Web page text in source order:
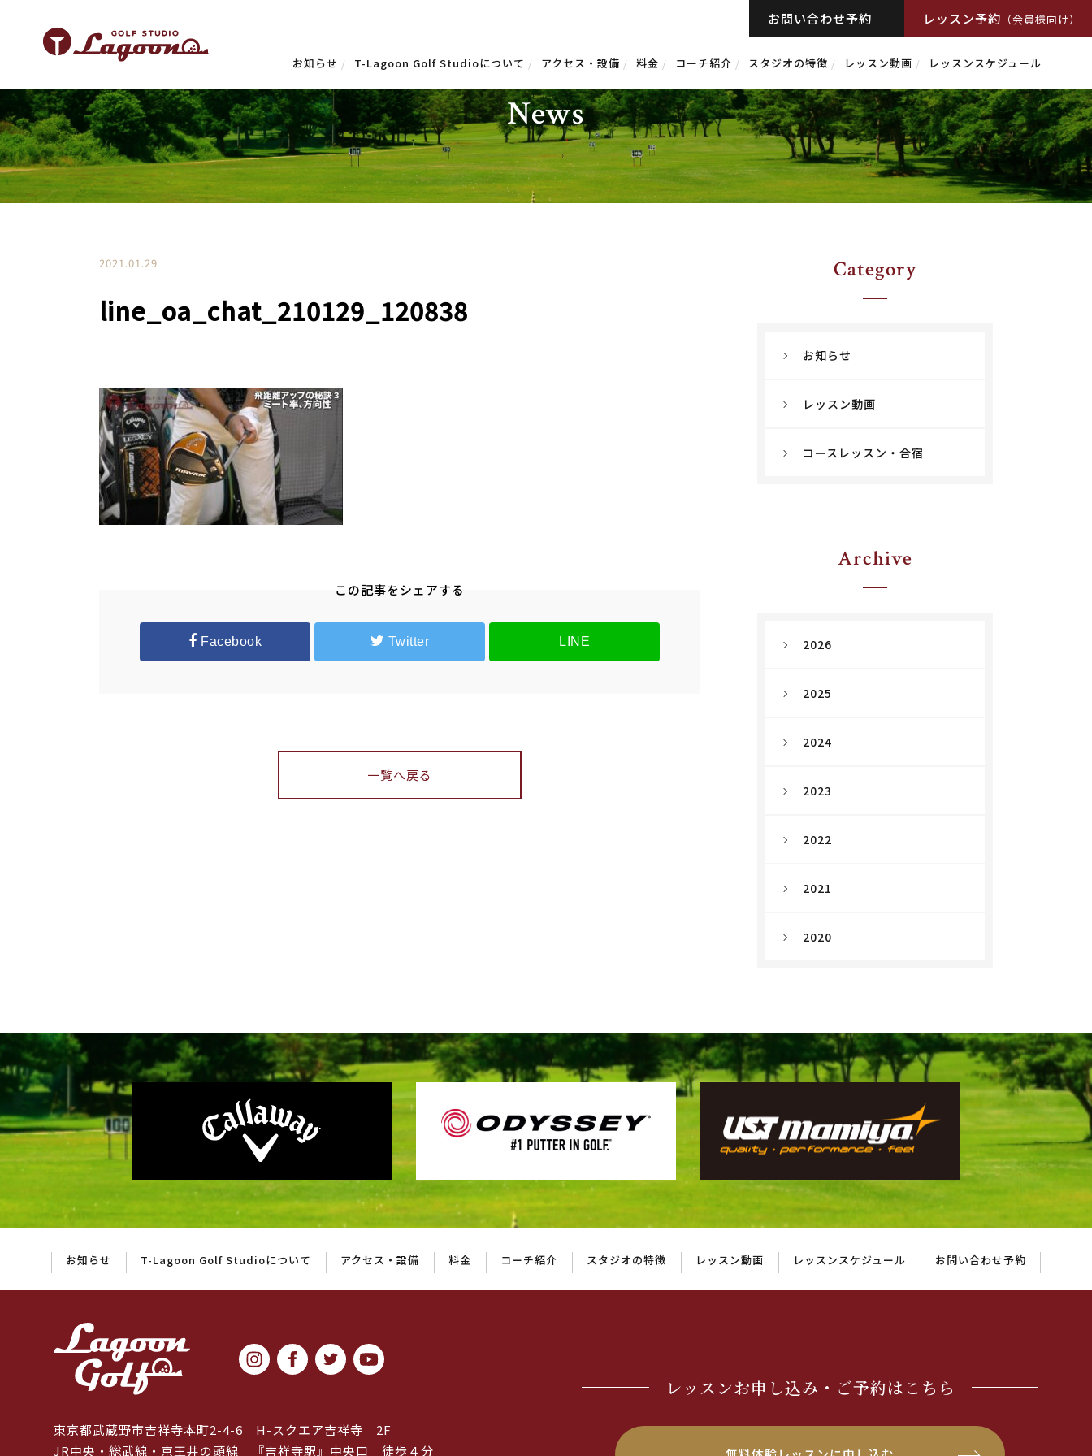
お問い合わせ予約 レッスン予約 （会員様向け）
お知らせ T-Lagoon Golf Studioについて アクセス・設備 料金 コーチ紹介 スタジオの特徴 レッスン動画 レッスンスケジュール
お知らせ
News
2021.01.29
line_oa_chat_210129_120838
この記事をシェアする
Facebook Twitter LINE
一覧へ戻る
Category
お知らせ
レッスン動画
コースレッスン・合宿
Archive
2026
2025
2024
2023
2022
2021
2020
お知らせ T-Lagoon Golf Studioについて アクセス・設備 料金 コーチ紹介 スタジオの特徴 レッスン動画 レッスンスケジュール お問い合わせ予約
東京都武蔵野市吉祥寺本町2-4-6 H-スクエア吉祥寺 2F
JR中央・総武線・京王井の頭線
『吉祥寺駅』中央口 徒歩４分
レッスンお申し込み・ご予約はこちら